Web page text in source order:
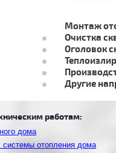
Монтаж
Очистка
Оголовок
Другие
работам:
дома
системы отопления дома